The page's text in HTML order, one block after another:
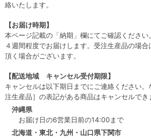
絡いたします。
【お届け時期】
本ページ記載の「納期」欄にてご確認ください
４週間程度でお届けします。受注生産品の場
頂く場合がございます。
【配送地域 キャンセル受付期限】
キャンセルは以下期日までにご連絡ください
注生産品］の表記がある商品はキャンセルでき
沖縄県
お届け日の6営業日前の14:00まで
北海道・東北・九州・山口県下関市